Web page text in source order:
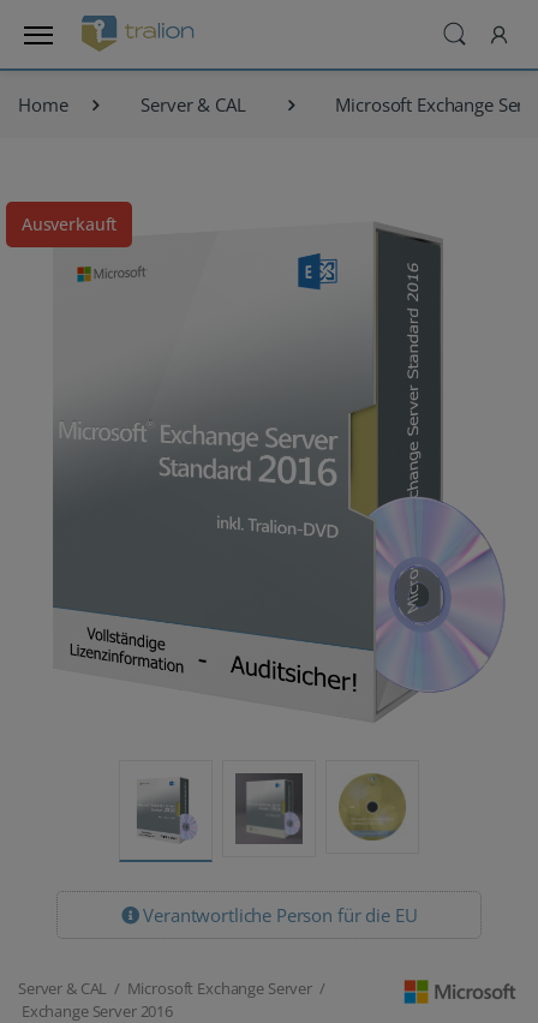
Home Server & CAL Microsoft Exchange
Ausverkauft
Verantwortliche Person für die EU
Server & CAL / Microsoft Exchange Server /
Exchange Server 2016